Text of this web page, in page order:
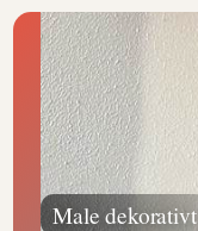
Male dekorativt